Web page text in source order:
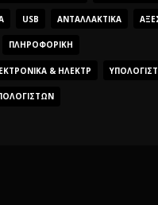
USB ΑΝΤΑΛΛΑΚΤΙΚΆ
ΠΛΗΡΟΦΟΡΙΚΉ
& ΗΛΕΚΤΡ